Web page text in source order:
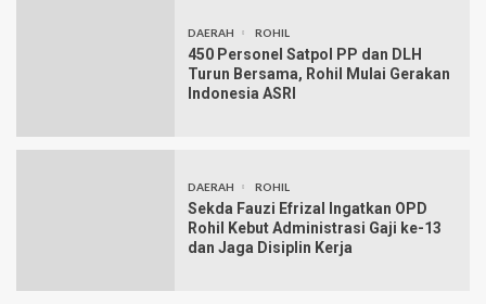
DAERAH ROHIL
450 Personel Satpol PP dan DLH
Turun Bersama, Rohil Mulai Gerakan
Indonesia ASRI
DAERAH ROHIL
Sekda Fauzi Efrizal Ingatkan OPD
Rohil Kebut Administrasi Gaji ke-13
dan Jaga Disiplin Kerja